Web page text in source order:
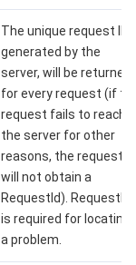
The unique request ID,
generated by the
server, will be returned
for every request (if
request fails to reach
the server for other
reasons, the request
will not obtain a
RequestId). RequestId
is required for locating
a problem.